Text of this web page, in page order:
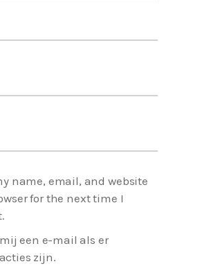
name, email, and website
for the next time I
een e-mail als er
zijn.